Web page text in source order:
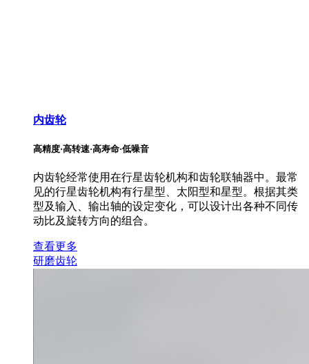
内齿轮
高精度·高转速·高寿命·低噪音
内齿轮经常使用在行星齿轮机构和齿轮联轴器中。最常
见的行星齿轮机构有行星型、太阳型和星型。根据其类
型及输入、输出轴的设定变化，可以设计出各种不同传
动比及旋转方向的组合。
查看更多
研磨齿轮